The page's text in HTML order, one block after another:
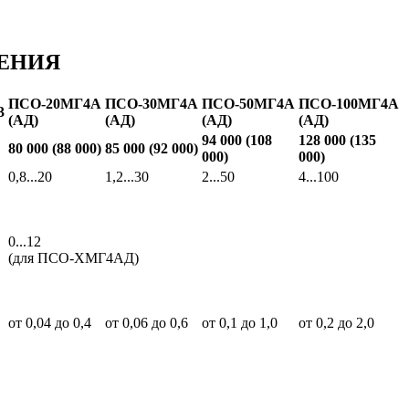
ПСО-20МГ4А
(АД)
ПСО-30МГ4А
(АД)
ПСО-50МГ4А
(АД)
ПСО-100МГ4А
(АД)
80 000 (88 000) 85 000 (92 000)
94 000 (108
000)
128 000 (135
000)
0,8...20
1,2...30 2...50 4...100
0...12
(для ПСО-ХМГ4АД)
от 0,04 до 0,4 от 0,06 до 0,6 от 0,1 до 1,0 от 0,2 до 2,0